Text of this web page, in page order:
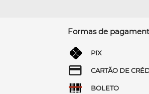
Formas de
PIX
CARTÃO DE
BOLETO